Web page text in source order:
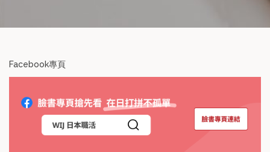
Facebook專頁